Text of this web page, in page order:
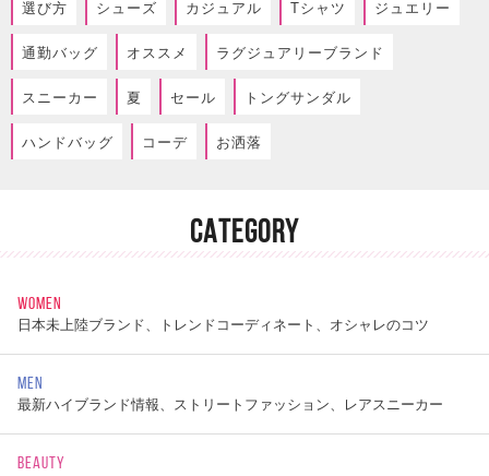
選び方 シューズ カジュアル Tシャツ ジュエリー
通勤バッグ オススメ ラグジュアリーブランド
スニーカー 夏 セール トングサンダル
ハンドバッグ コーデ お洒落
CATEGORY
WOMEN
日本未上陸ブランド、トレンドコーディネート、オシャレのコツ
MEN
最新ハイブランド情報、ストリートファッション、レアスニーカー
BEAUTY